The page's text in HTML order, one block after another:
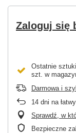
Zaloguj się
Ostatnie
szt. w
Darmowa i
14 dni na
Sprawdź, w
Bezpieczne